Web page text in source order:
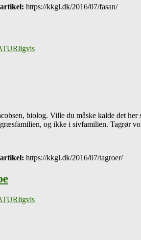
https://kkgl.dk/2016/07/fasan/
biolog. Ville du måske kalde det her
og ikke i sivfamilien. Tagrør
https://kkgl.dk/2016/07/tagroer/